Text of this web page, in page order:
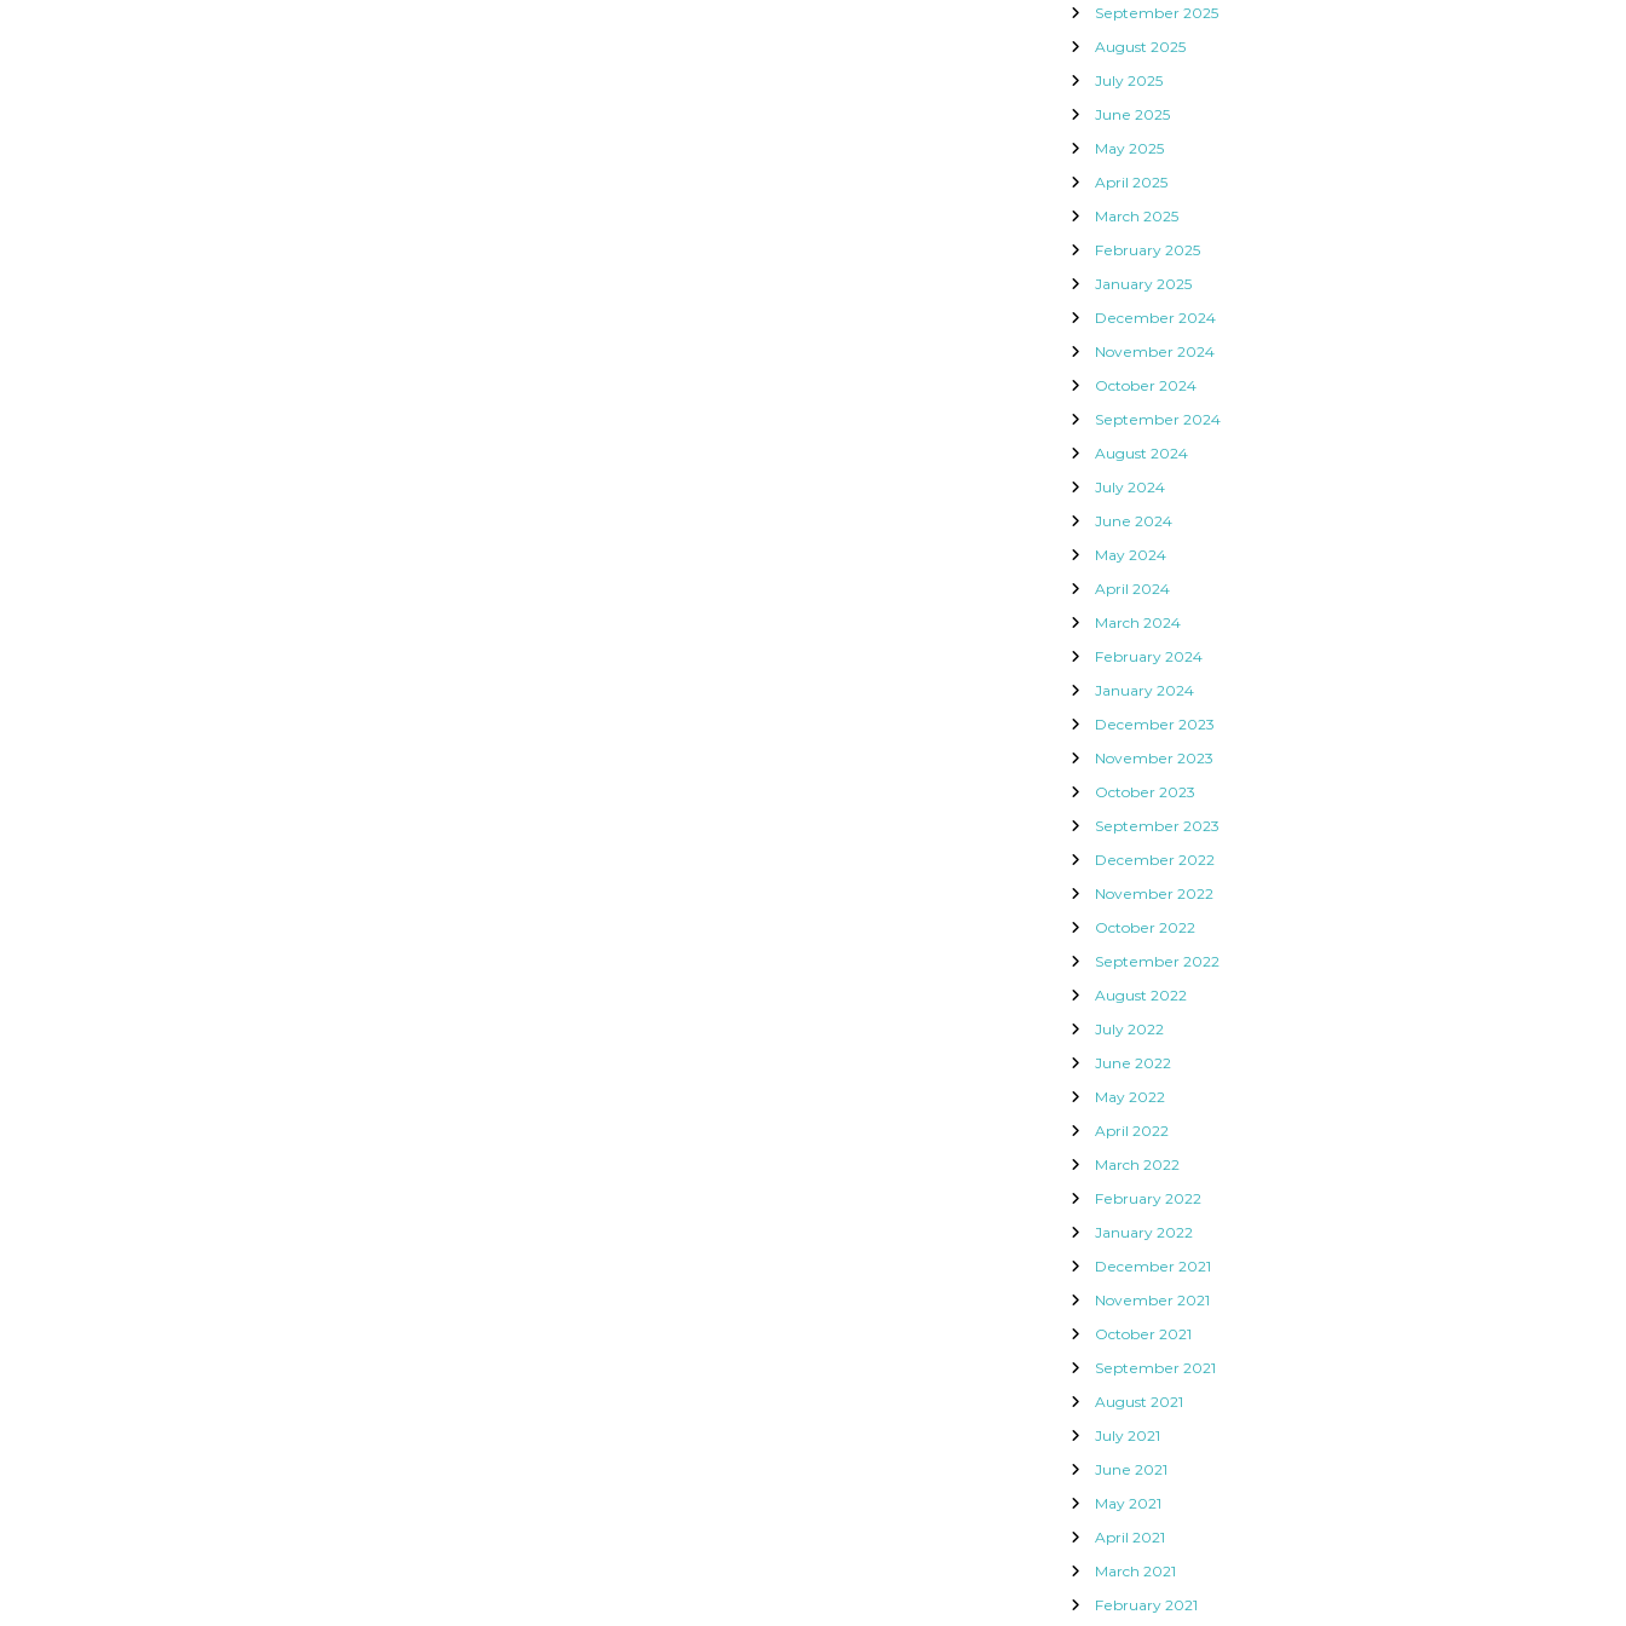
September 2025
August 2025
July 2025
June 2025
May 2025
April 2025
March 2025
February 2025
January 2025
December 2024
November 2024
October 2024
September 2024
August 2024
July 2024
June 2024
May 2024
April 2024
March 2024
February 2024
January 2024
December 2023
November 2023
October 2023
September 2023
December 2022
November 2022
October 2022
September 2022
August 2022
July 2022
June 2022
May 2022
April 2022
March 2022
February 2022
January 2022
December 2021
November 2021
October 2021
September 2021
August 2021
July 2021
June 2021
May 2021
April 2021
March 2021
February 2021